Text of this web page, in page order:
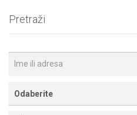
Pretraži
Odaberite